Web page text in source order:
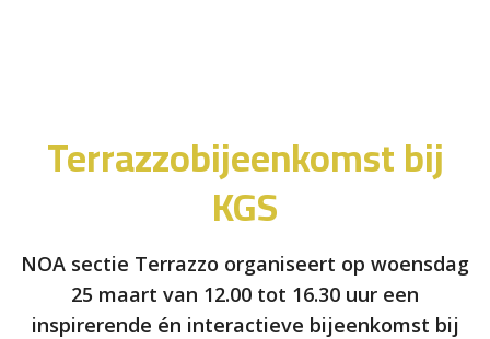
Terrazzobijeenkomst bij
KGS
NOA sectie Terrazzo organiseert op woensdag
25 maart van 12.00 tot 16.30 uur een
inspirerende én interactieve bijeenkomst bij